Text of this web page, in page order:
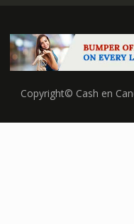
Copyright© Cash en